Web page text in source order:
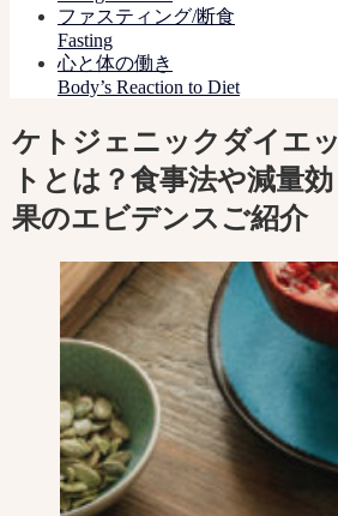
ファスティング/断食
Fasting
心と体の働き
Body’s Reaction to Diet
ケトジェニックダイエッ
トとは？食事法や減量効
果のエビデンスご紹介